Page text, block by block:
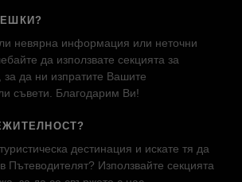
невярна информация или неточни
да използвате секцията за
за да ни изпратите Вашите
съвети. Благодарим Ви!
дестинация и искате тя да
Пътеводителят? Използвайте секцията